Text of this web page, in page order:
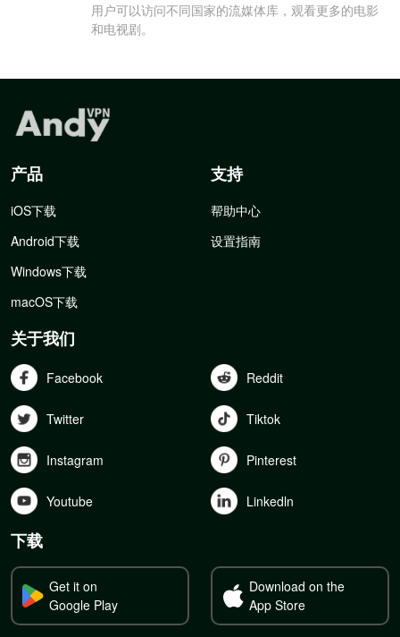
用户可以访问不同国家的流媒体库，观看更多的电影
和电视剧。
产品
iOS下载
Android下载
Windows下载
macOS下载
支持
帮助中心
设置指南
关于我们
Facebook Reddit
Twitter Tiktok
Instagram Pinterest
Youtube Linkedln
下载
Get it on
Google Play
Download on the
App Store